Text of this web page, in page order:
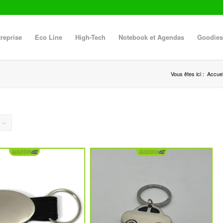
Eco Line High-Tech Notebook et Agendas Goodies
Vous êtes ici :